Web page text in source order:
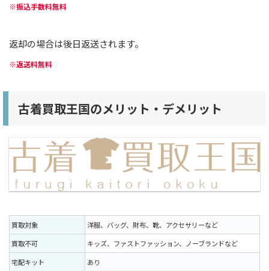
※振込手数料無料
返却の場合は後日返送されます。
※返送料無料
古着買取王国のメリット・デメリット
買取対象
洋服、バッグ、財布、靴、アクセサリーなど
買取不可
キッズ、ファストファッション、ノーブランドなど
宅配キット
あり